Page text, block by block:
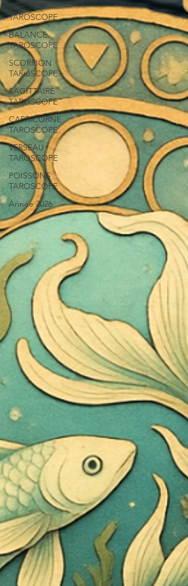
VIERGE
TAROSCOPE
BALANCE
TAROSCOPE
SCORPION
TAROSCOPE
SAGITTAIRE
TAROSCOPE
CAPRICORNE
TAROSCOPE
VERSEAU
TAROSCOPE
POISSONS
TAROSCOPE
Année 2026